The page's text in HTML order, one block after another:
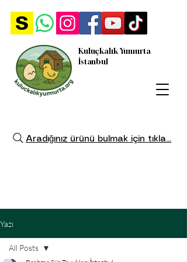
Kuluçkalık Yumurta
İstanbul
Aradığınız ürünü bulmak için tıkla...
Yazı
All Posts